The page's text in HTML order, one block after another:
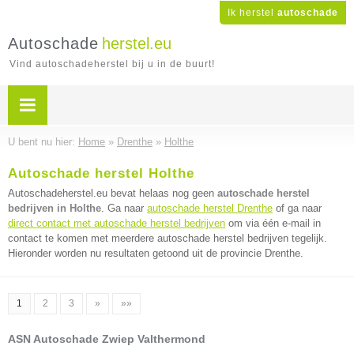
Ik herstel autoschade
Autoschade herstel.eu
Vind autoschadeherstel bij u in de buurt!
U bent nu hier: Home » Drenthe » Holthe
Autoschade herstel Holthe
Autoschadeherstel.eu bevat helaas nog geen autoschade herstel
bedrijven in Holthe. Ga naar autoschade herstel Drenthe of ga naar
direct contact met autoschade herstel bedrijven om via één e-mail in
contact te komen met meerdere autoschade herstel bedrijven tegelijk.
Hieronder worden nu resultaten getoond uit de provincie Drenthe.
1 2 3 » »»
ASN Autoschade Zwiep Valthermond